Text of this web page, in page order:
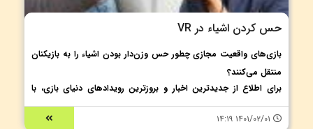
حس کردن اشیاء در VR
بازی‌های واقعیت مجازی چطور حس وزن‌دار بودن اشیاء را به بازیکنان
منتقل می‌کنند؟
برای اطلاع از جدیدترین اخبار و بروزترین رویدادهای دنیای بازی، با
Acc2Shop همراه باشید.